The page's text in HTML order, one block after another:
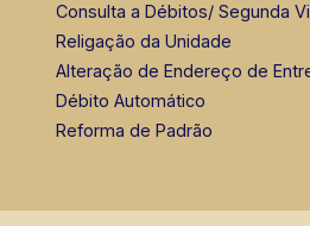
Consulta a Débitos/ Segunda
Religação da Unidade
Alteração de Endereço de
Débito Automático
Reforma de Padrão